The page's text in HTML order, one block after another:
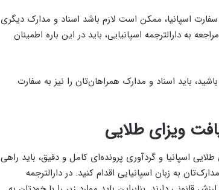
اسپانیا، ممکن است لازم باشد اسناد و مدارک دیگری
به دارالترجمه اسپانیایی، باید در این باره اطمینان
باید اسناد و مدارک همراهان‌تان را نیز به سفارت
ویزای طلایی
اسپانیا و گردآوری پرونده‌ای کامل و دقیق، باید راهی
به زبان اسپانیایی اقدام کنید. در دارالترجمه